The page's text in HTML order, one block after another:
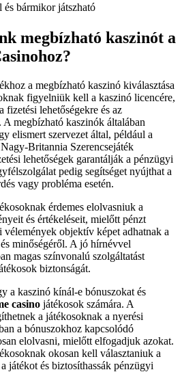
és bármikor játszható
megbízható kaszinót a
a megbízható kaszinó kiválasztása
figyelniük kell a kaszinó licencére,
lehetőségekre és az
megbízható kaszinók általában
elismert szervezet által, például a
Britannia Szerencsejáték
lehetőségek garantálják a pénzügyi
pedig segítséget nyújthat a
vagy probléma esetén.
érdemes elolvasniuk a
és értékeléseit, mielőtt pénzt
objektív képet adhatnak a
minőségéről. A jó hírnévvel
magas színvonalú szolgáltatást
biztonságát.
a kaszinó kínál-e bónuszokat és
casino játékosok számára. A
a játékosoknak a nyerési
a bónuszokhoz kapcsolódó
elolvasni, mielőtt elfogadjuk azokat.
okosan kell választaniuk a
játékot és biztosíthassák pénzügyi